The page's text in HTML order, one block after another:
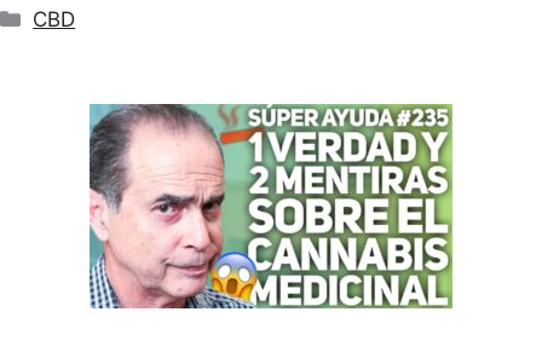
Categorías
CBD